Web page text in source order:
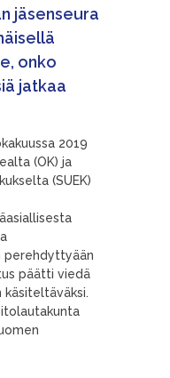
jäsenseura
onko
jatkaa
2019
(OK) ja
(SUEK)
perehdyttyään
päätti viedä
käsiteltäväksi.